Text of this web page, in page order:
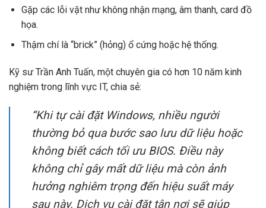
Gặp các lỗi vặt như không nhận mạng, âm thanh, card đồ
họa.
Thậm chí là “brick” (hỏng) ổ cứng hoặc hệ thống.
Kỹ sư Trần Anh Tuấn, một chuyên gia có hơn 10 năm kinh
nghiệm trong lĩnh vực IT, chia sẻ:
“Khi tự cài đặt Windows, nhiều người
thường bỏ qua bước sao lưu dữ liệu hoặc
không biết cách tối ưu BIOS. Điều này
không chỉ gây mất dữ liệu mà còn ảnh
hưởng nghiêm trọng đến hiệu suất máy
sau này. Dịch vụ cài đặt tận nơi sẽ giúp